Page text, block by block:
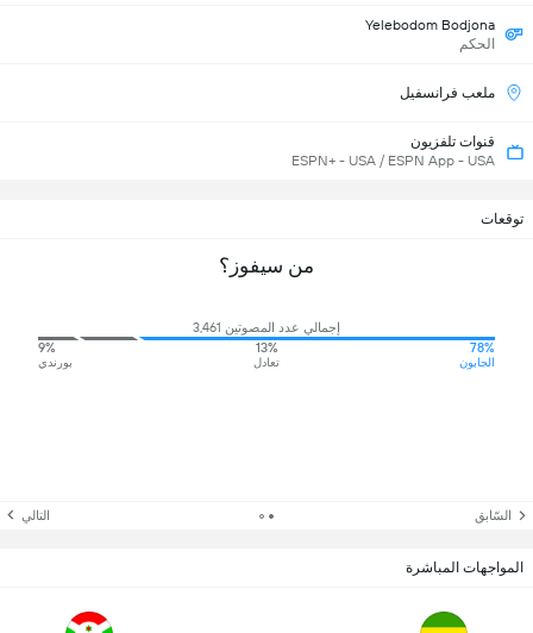
Yelebodom Bodjona
الحكم
ملعب فرانسفيل
قنوات تلفزيون
ESPN+ - USA / ESPN App - USA
توقعات
من سيفوز؟
إجمالي عدد المصوتين 3,461
78%
الجابون
13%
تعادل
9%
بورندي
السّابق التالي
المواجهات المباشرة